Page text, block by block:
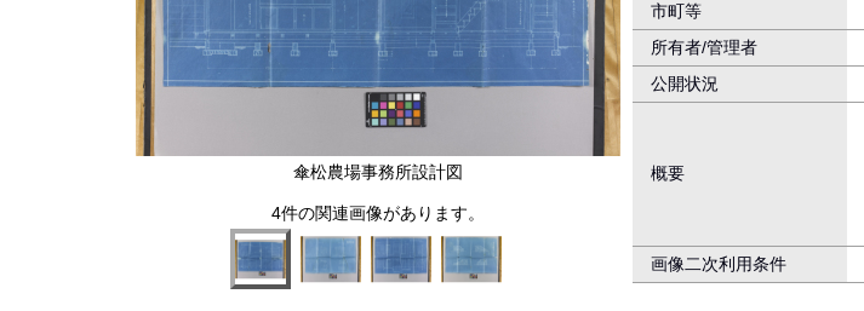
傘松農場事務所設計図
4件の関連画像があります。
市町等
所有者/管理者
公開状況
概要
画像二次利用条件